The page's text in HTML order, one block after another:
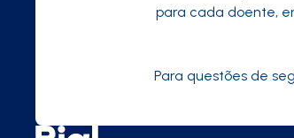
para cada doente,
Para questões de